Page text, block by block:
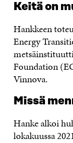
Keitä on
Hankkeen
Energy
Foundation
Vinnova.
Missä
Hanke alkoi
lokakuussa